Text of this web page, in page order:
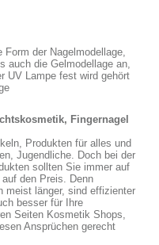
der Nagelmodellage,
auch die Gelmodellage an,
UV Lampe fest wird gehört
Fingernagel
Produkten für alles und
Jugendliche. Doch bei der
sollten Sie immer auf
den Preis. Denn
meist länger, sind effizienter
besser für Ihre
Seiten Kosmetik Shops,
Ansprüchen gerecht